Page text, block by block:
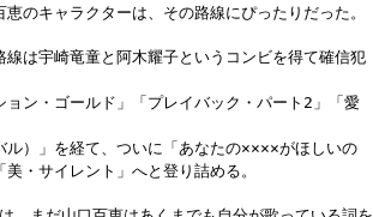
のキャラクターは、その路線にぴったりだった。
線は宇崎竜童と阿木耀子というコンビを得て確信犯
ョン・ゴールド」「プレイバック・パート2」「愛
ル）」を経て、ついに「あなたの××××がほしいの
・サイレント」へと登り詰める。